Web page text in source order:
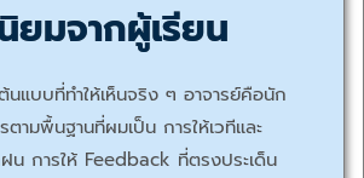
ยมจากผู้เรียน
นแบบที่ทำให้เห็นจริง ๆ อาจารย์คือนัก
ามพื้นฐานที่ผมเป็น การให้เวทีและ
น การให้ Feedback ที่ตรงประเด็น